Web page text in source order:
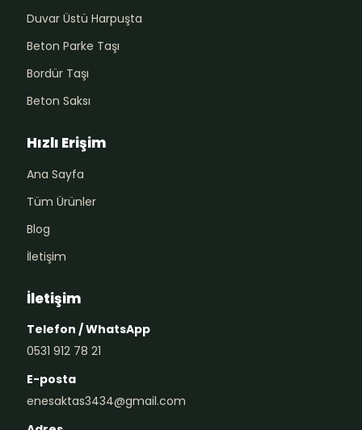
Duvar Üstü Harpuşta
Beton Parke Taşı
Bordür Taşı
Beton Saksı
Hızlı Erişim
Ana Sayfa
Tüm Ürünler
Blog
İletişim
İletişim
Telefon / WhatsApp
0531 912 78 21
E-posta
enesaktas3434@gmail.com